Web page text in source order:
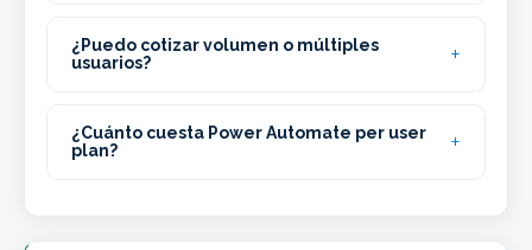
¿Puedo cotizar volumen o múltiples
usuarios?
¿Cuánto cuesta Power Automate per user
plan?